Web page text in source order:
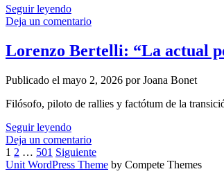
Seguir leyendo¡Qué
bien
sola!
Deja un comentario
Lorenzo Bertelli: “La actual
Publicado el mayo 2, 2026 por Joana Bonet
Filósofo, piloto de rallies y factótum de la
Seguir leyendoLorenzo
Bertelli:
“La
actual
Deja un comentario
Paginación
1 2 … 501 Siguiente
Unit WordPress Theme by Compete Themes